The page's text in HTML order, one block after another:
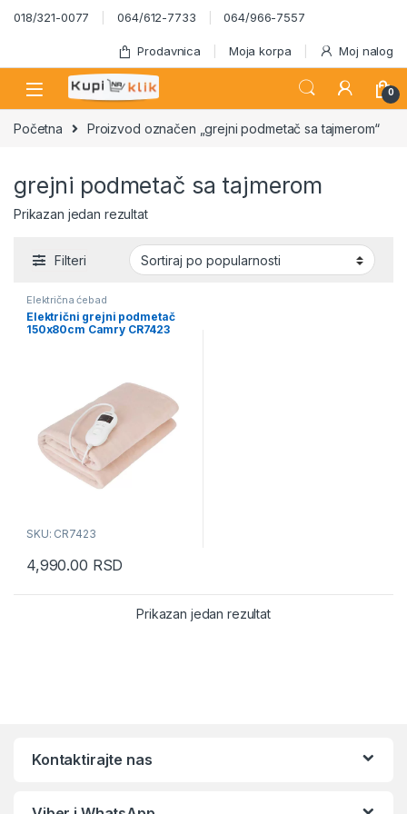
Skip to navigation
Skip to content
018/321-0077 064/612-7733 064/966-7557
Prodavnica Moja korpa Moj nalog
0
Početna Proizvod označen „grejni podmetač sa tajmerom“
grejni podmetač sa tajmerom
Prikazan jedan rezultat
Filteri
Električna ćebad
Električni grejni podmetač
150x80cm Camry CR7423
SKU: CR7423
4,990.00 RSD
Prikazan jedan rezultat
Kontaktirajte nas